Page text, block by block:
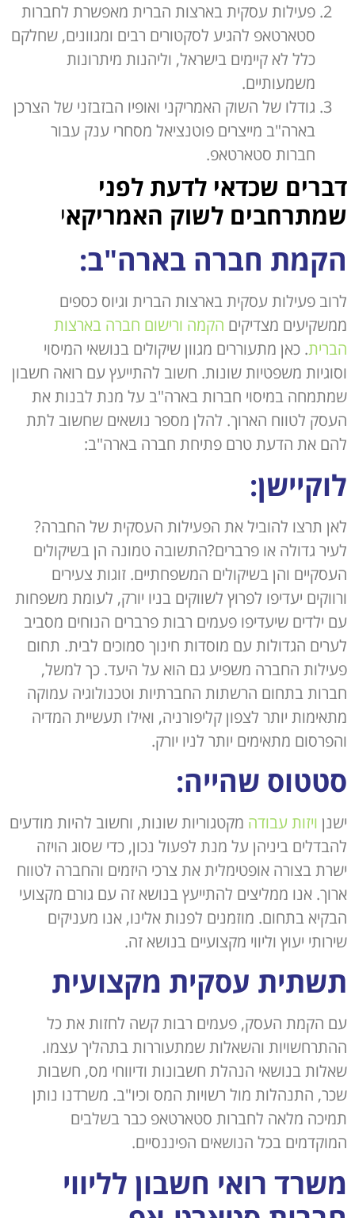
פעילות עסקית בארצות הברית מאפשרת לחברות
סטארטאפ להגיע לסקטורים רבים ומגוונים, שחלקם
כלל לא קיימים בישראל, וליהנות מיתרונות
משמעותיים.
גודלו של השוק האמריקני ואופיו הבזבזני של הצרכן
בארה"ב מייצרים פוטנציאל מסחרי ענק עבור
חברות סטארטאפ.
דברים שכדאי לדעת לפני
שמתרחבים לשוק האמריקאי
הקמת חברה בארה"ב:
לרוב פעילות עסקית בארצות הברית וגיוס כספים
ממשקיעים מצדיקים הקמה ורישום חברה בארצות
הברית. כאן מתעוררים מגוון שיקולים בנושאי המיסוי
וסוגיות משפטיות שונות. חשוב להתייעץ עם רואה חשבון
שמתמחה במיסוי חברות בארה"ב על מנת לבנות את
העסק לטווח הארוך. להלן מספר נושאים שחשוב לתת
להם את הדעת טרם פתיחת חברה בארה"ב:
לוקיישן:
לאן תרצו להוביל את הפעילות העסקית של החברה?
לעיר גדולה או פרברים?התשובה טמונה הן בשיקולים
העסקיים והן בשיקולים המשפחתיים. זוגות צעירים
ורווקים יעדיפו לפרוץ לשווקים בניו יורק, לעומת משפחות
עם ילדים שיעדיפו פעמים רבות פרברים הנוחים מסביב
לערים הגדולות עם מוסדות חינוך סמוכים לבית. תחום
פעילות החברה משפיע גם הוא על היעד. כך למשל,
חברות בתחום הרשתות החברתיות וטכנולוגיה עמוקה
מתאימות יותר לצפון קליפורניה, ואילו תעשיית המדיה
והפרסום מתאימים יותר לניו יורק.
סטטוס שהייה:
ישנן ויזות עבודה מקטגוריות שונות, וחשוב להיות מודעים
להבדלים ביניהן על מנת לפעול נכון, כדי שסוג הויזה
ישרת בצורה אופטימלית את צרכי היזמים והחברה לטווח
ארוך. אנו ממליצים להתייעץ בנושא זה עם גורם מקצועי
הבקיא בתחום. מוזמנים לפנות אלינו, אנו מעניקים
שירותי יעוץ וליווי מקצועיים בנושא זה.
תשתית עסקית מקצועית
עם הקמת העסק, פעמים רבות קשה לחזות את כל
ההתרחשויות והשאלות שמתעוררות בתהליך עצמו.
שאלות בנושאי הנהלת חשבונות ודיווחי מס, חשבות
שכר, התנהלות מול רשויות המס וכיו"ב. משרדנו נותן
תמיכה מלאה לחברות סטארטאפ כבר בשלבים
המוקדמים בכל הנושאים הפיננסיים.
משרד רואי חשבון לליווי